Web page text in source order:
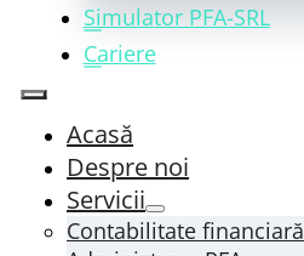
Simulator PFA-SRL
Cariere
Acasă
Despre noi
Servicii
Contabilitate financiară